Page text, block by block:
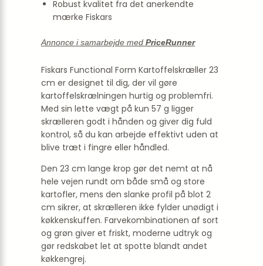
Robust kvalitet fra det anerkendte
mærke Fiskars
Annonce i samarbejde med PriceRunner
Fiskars Functional Form Kartoffelskræller 23
cm er designet til dig, der vil gøre
kartoffelskrælningen hurtig og problemfri.
Med sin lette vægt på kun 57 g ligger
skrælleren godt i hånden og giver dig fuld
kontrol, så du kan arbejde effektivt uden at
blive træt i fingre eller håndled.
Den 23 cm lange krop gør det nemt at nå
hele vejen rundt om både små og store
kartofler, mens den slanke profil på blot 2
cm sikrer, at skrælleren ikke fylder unødigt i
køkkenskuffen. Farvekombinationen af sort
og grøn giver et friskt, moderne udtryk og
gør redskabet let at spotte blandt andet
køkkengrej.